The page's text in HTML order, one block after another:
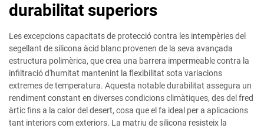
durabilitat superiors
Les excepcions capacitats de protecció contra les intempèries del
segellant de silicona àcid blanc provenen de la seva avançada
estructura polimèrica, que crea una barrera impermeable contra la
infiltració d'humitat mantenint la flexibilitat sota variacions
extremes de temperatura. Aquesta notable durabilitat assegura un
rendiment constant en diverses condicions climàtiques, des del fred
àrtic fins a la calor del desert, cosa que el fa ideal per a aplicacions
tant interiors com exteriors. La matriu de silicona resisteix la